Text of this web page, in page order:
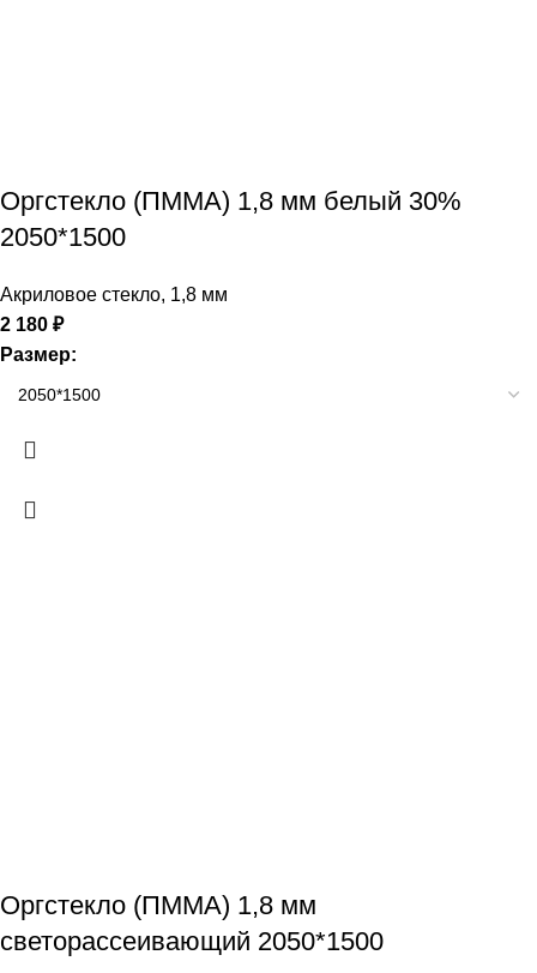
Оргстекло (ПММА) 1,8 мм белый 30%
2050*1500
Акриловое стекло, 1,8 мм
2 180 ₽
Размер:
Оргстекло (ПММА) 1,8 мм
светорассеивающий 2050*1500